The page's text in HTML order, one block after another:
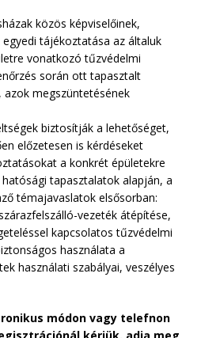
közös képviselőinek,
tájékoztatása az általuk
vonatkozó tűzvédelmi
során ott tapasztalt
megszüntetésének
biztosítják a lehetőséget,
előzetesen is kérdéseket
a konkrét épületekre
tapasztalatok alapján, a
témajavaslatok elsősorban:
vezeték átépítése,
kapcsolatos tűzvédelmi
használata a
használati szabályai, veszélyes
módon vagy telefnon
kérjük, adja meg